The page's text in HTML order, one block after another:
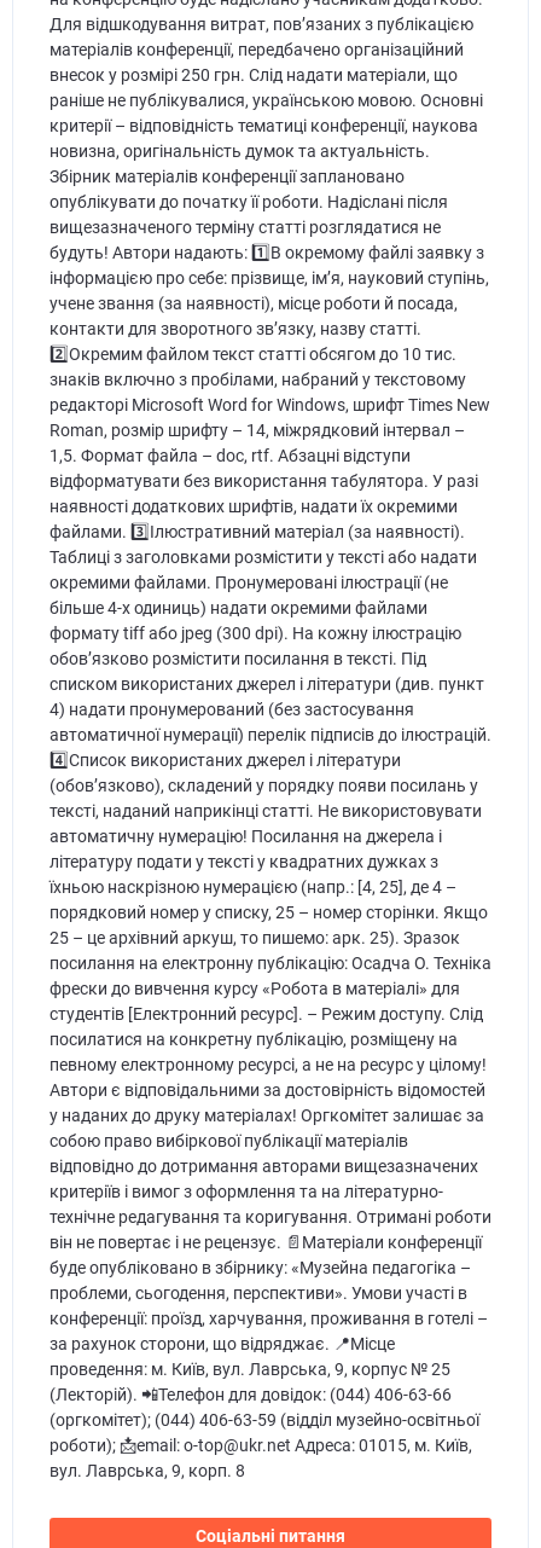
Для відшкодування витрат, пов’язаних з публікацією
матеріалів конференції, передбачено організаційний
внесок у розмірі 250 грн. Слід надати матеріали, що
раніше не публікувалися, українською мовою. Основні
критерії – відповідність тематиці конференції, наукова
новизна, оригінальність думок та актуальність.
Збірник матеріалів конференції заплановано
опублікувати до початку її роботи. Надіслані після
вищезазначеного терміну статті розглядатися не
будуть! Автори надають: 1️⃣В окремому файлі заявку з
інформацією про себе: прізвище, ім’я, науковий ступінь,
учене звання (за наявності), місце роботи й посада,
контакти для зворотного зв’язку, назву статті.
2️⃣Окремим файлом текст статті обсягом до 10 тис.
знаків включно з пробілами, набраний у текстовому
редакторі Microsoft Word for Windows, шрифт Times New
Roman, розмір шрифту – 14, міжрядковий інтервал –
1,5. Формат файла – doc, rtf. Абзацні відступи
відформатувати без використання табулятора. У разі
наявності додаткових шрифтів, надати їх окремими
файлами. 3️⃣Ілюстративний матеріал (за наявності).
Таблиці з заголовками розмістити у тексті або надати
окремими файлами. Пронумеровані ілюстрації (не
більше 4-х одиниць) надати окремими файлами
формату tiff або jpeg (300 dpi). На кожну ілюстрацію
обов’язково розмістити посилання в тексті. Під
списком використаних джерел і літератури (див. пункт
4) надати пронумерований (без застосування
автоматичної нумерації) перелік підписів до ілюстрацій.
4️⃣Список використаних джерел і літератури
(обов’язково), складений у порядку появи посилань у
тексті, наданий наприкінці статті. Не використовувати
автоматичну нумерацію! Посилання на джерела і
літературу подати у тексті у квадратних дужках з
їхньою наскрізною нумерацією (напр.: [4, 25], де 4 –
порядковий номер у списку, 25 – номер сторінки. Якщо
25 – це архівний аркуш, то пишемо: арк. 25). Зразок
посилання на електронну публікацію: Осадча О. Техніка
фрески до вивчення курсу «Робота в матеріалі» для
студентів [Електронний ресурс]. – Режим доступу. Слід
посилатися на конкретну публікацію, розміщену на
певному електронному ресурсі, а не на ресурс у цілому!
Автори є відповідальними за достовірність відомостей
у наданих до друку матеріалах! Оргкомітет залишає за
собою право вибіркової публікації матеріалів
відповідно до дотримання авторами вищезазначених
критеріїв і вимог з оформлення та на літературно-
технічне редагування та коригування. Отримані роботи
він не повертає і не рецензує. 📄Матеріали конференції
буде опубліковано в збірнику: «Музейна педагогіка –
проблеми, сьогодення, перспективи». Умови участі в
конференції: проїзд, харчування, проживання в готелі –
за рахунок сторони, що відряджає. 📍Місце
проведення: м. Київ, вул. Лаврська, 9, корпус № 25
(Лекторій). 📲Телефон для довідок: (044) 406-63-66
(оргкомітет); (044) 406-63-59 (відділ музейно-освітньої
роботи); 📩email: o-top@ukr.net Адреса: 01015, м. Київ,
вул. Лаврська, 9, корп. 8
Соціальні питання